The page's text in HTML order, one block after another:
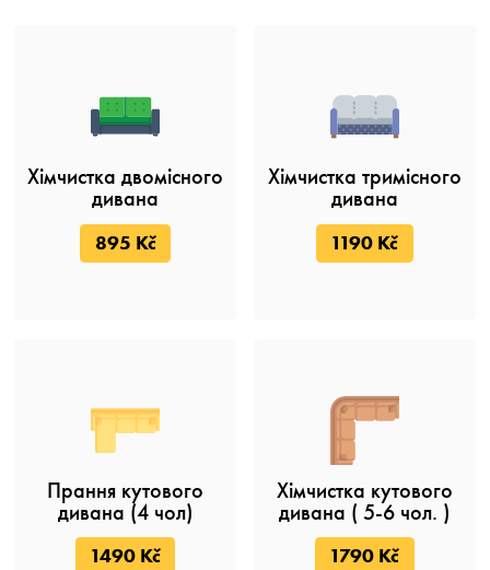
Хімчистка двомісного
дивана
895 Kč
Хімчистка тримісного
дивана
1190 Kč
Прання кутового
дивана (4 чол)
1490 Kč
Хімчистка кутового
дивана ( 5-6 чол. )
1790 Kč